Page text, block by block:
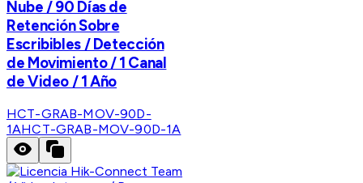
Nube / 90 Días de
Retención Sobre
Escribibles / Detección
de Movimiento / 1 Canal
de Video / 1 Año
HCT-GRAB-MOV-90D-
1AHCT-GRAB-MOV-90D-1A